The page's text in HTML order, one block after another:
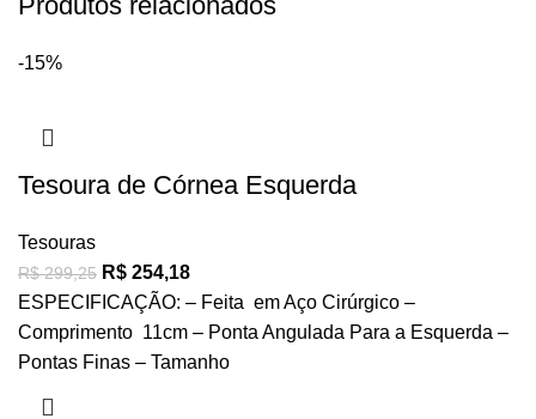
-15%
Tesoura de Córnea Esquerda
Tesouras
R$299,25 R$ 254,18
ESPECIFICAÇÃO: – Feita em Aço Cirúrgico –
Comprimento 11cm – Ponta Angulada Para a Esquerda –
Pontas Finas – Tamanho